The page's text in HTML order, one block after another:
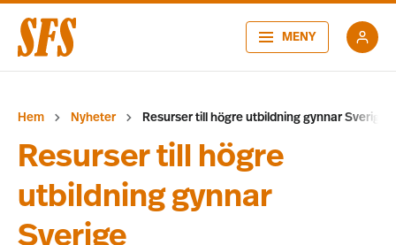
MENY
Hem Nyheter Resurser till högre utbildning gynnar Sverige
Resurser till högre
utbildning gynnar
Sverige